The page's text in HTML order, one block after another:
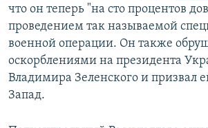
что он теперь "на сто процентов
проведением так называемой
военной операции. Он также
оскорблениями на президента
Владимира Зеленского и призвал
Запад.